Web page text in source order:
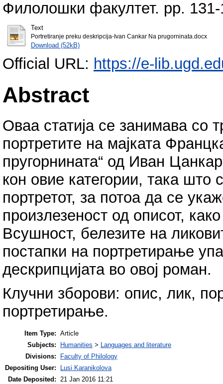
Филолошки факултет. pp.
Text
Portretiranje preku deskripcija-Ivan Cankar Na prugorninata.docx
Download (52kB)
Official URL: https://e-
Abstract
Оваа статија се занимава со
портретите на мајката
пругорнината“ од Иван
кон овие категории, така што
портретот, за потоа да се
произлезеност од описот,
Всушност, белезите на
постапки на портретирање
дескрипцијата во овој роман.
Клучни зборови: опис, лик,
портретирање.
Item Type: Article
Subjects:
Humanities > Languages and literature
Divisions:
Faculty of Philology
Depositing User:
Lusi Karanikolova
Date Deposited: 21 Jan 2016 11:21